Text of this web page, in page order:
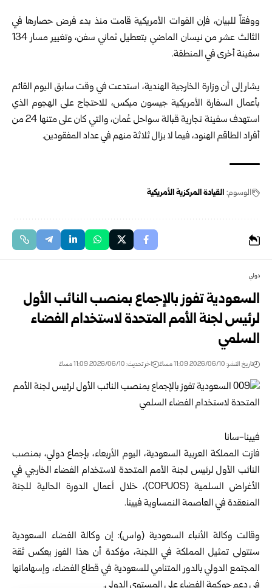
ووفقاً للبيان، فإن القوات الأمريكية قامت منذ بدء فرض حصارها في
الثالث عشر من نيسان الماضي بتعطيل ثماني سفن، وتغيير مسار 134
سفينة أخرى في المنطقة.
يشار إلى أن وزارة الخارجية الهندية، استدعت في وقت سابق اليوم القائم
بأعمال السفارة الأمريكية جيسون ميكس، للاحتجاج على الهجوم الذي
استهدف سفينة تجارية قبالة سواحل عُمان، والتي كان على متنها 24 من
أفراد الطاقم الهنود، فيما لا يزال ثلاثة منهم في عداد المفقودين.
الوسوم: القيادة المركزية الأمريكية
دولي
السعودية تفوز بالإجماع بمنصب النائب الأول
لرئيس لجنة الأمم المتحدة لاستخدام الفضاء
السلمي
تاريخ النشر: 2026/06/10 11:09 مساءً اخر تحديث: 2026/06/10 11:09 مساءً
فيينا-سانا
فازت المملكة العربية السعودية، اليوم الأربعاء، بإجماع دولي، بمنصب
النائب الأول لرئيس لجنة الأمم المتحدة لاستخدام الفضاء الخارجي في
الأغراض السلمية (COPUOS)، خلال أعمال الدورة الحالية للجنة
المنعقدة في العاصمة النمساوية فيينا.
وقالت وكالة الأنباء السعودية (واس): إن وكالة الفضاء السعودية
ستتولى تمثيل المملكة في اللجنة، مؤكدة أن هذا الفوز يعكس ثقة
المجتمع الدولي بالدور المتنامي للسعودية في قطاع الفضاء، وإسهاماتها